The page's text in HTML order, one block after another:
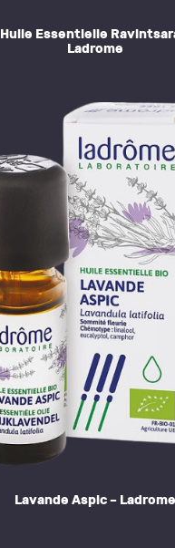
Huile Essentielle
Ladrome
Lavande Aspic – Ladrome